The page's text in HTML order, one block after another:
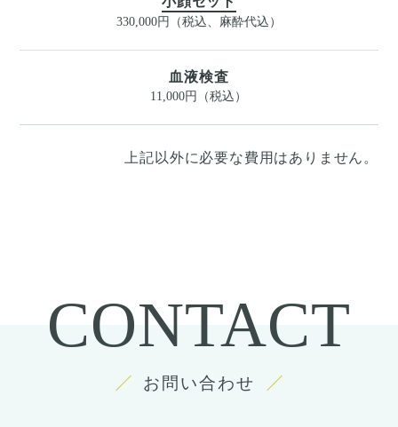
330,000円（税込、麻酔代込）
血液検査
11,000円（税込）
上記以外に必要な費用はありません。
CONTACT
お問い合わせ